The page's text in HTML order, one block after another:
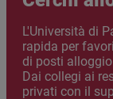
Abstract
L'Università di
rapida per
di posti
Dai collegi ai
privati con il